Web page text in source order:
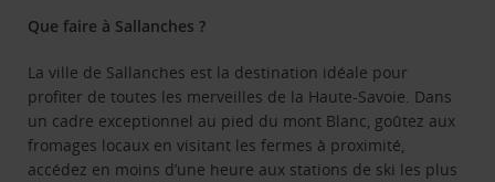
Que faire à Sallanches ?
La ville de Sallanches est la destination idéale pour
profiter de toutes les merveilles de la Haute-Savoie. Dans
un cadre exceptionnel au pied du mont Blanc, goûtez aux
fromages locaux en visitant les fermes à proximité,
accédez en moins d’une heure aux stations de ski les plus